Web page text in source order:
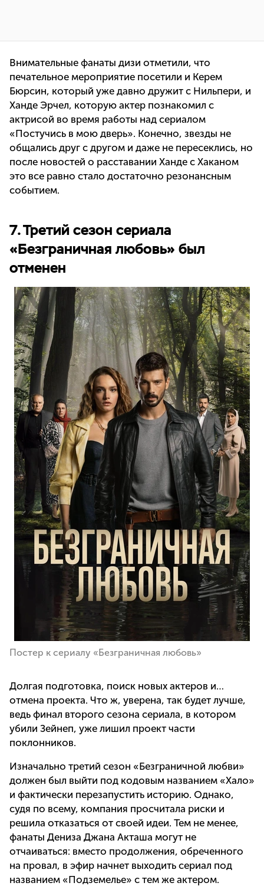
Внимательные фанаты дизи отметили, что
печательное мероприятие посетили и Керем
Бюрсин, который уже давно дружит с Нильпери, и
Ханде Эрчел, которую актер познакомил с
актрисой во время работы над сериалом
«Постучись в мою дверь». Конечно, звезды не
общались друг с другом и даже не пересеклись, но
после новостей о расставании Ханде с Хаканом
это все равно стало достаточно резонансным
событием.
7. Третий сезон сериала
«Безграничная любовь» был
отменен
Постер к сериалу «Безграничная любовь»
Долгая подготовка, поиск новых актеров и…
отмена проекта. Что ж, уверена, так будет лучше,
ведь финал второго сезона сериала, в котором
убили Зейнеп, уже лишил проект части
поклонников.
Изначально третий сезон «Безграничной любви»
должен был выйти под кодовым названием «Хало»
и фактически перезапустить историю. Однако,
судя по всему, компания просчитала риски и
решила отказаться от своей идеи. Тем не менее,
фанаты Дениза Джана Акташа могут не
отчаиваться: вместо продолжения, обреченного
на провал, в эфир начнет выходить сериал под
названием «Подземелье» с тем же актером.